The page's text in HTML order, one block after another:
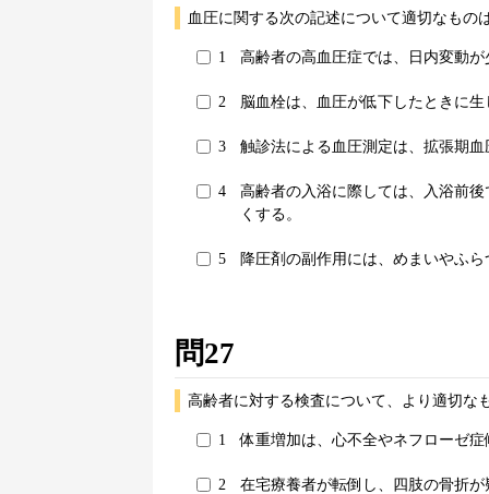
血圧に関する次の記述について適切なもの
1 高齢者の高血圧症では、日内変動
2 脳血栓は、血圧が低下したときに生
3 触診法による血圧測定は、拡張期
4
高齢者の入浴に際しては、入浴前
くする。
5 降圧剤の副作用には、めまいやふ
問27
高齢者に対する検査について、より適切な
1 体重増加は、心不全やネフローゼ
2 在宅療養者が転倒し、四肢の骨折